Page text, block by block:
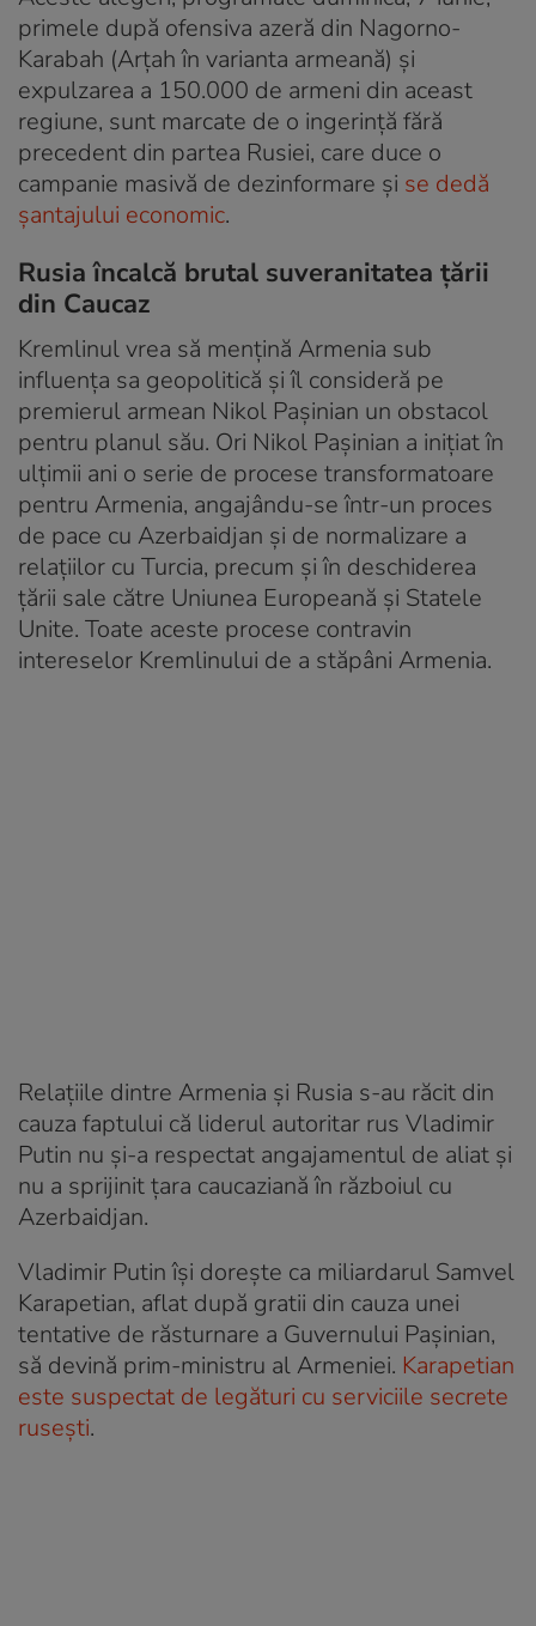
primele după ofensiva azeră din Nagorno-
Karabah (Arțah în varianta armeană) și
expulzarea a 150.000 de armeni din aceast
regiune, sunt marcate de o ingerință fără
precedent din partea Rusiei, care duce o
campanie masivă de dezinformare și se dedă
șantajului economic.
Rusia încalcă brutal suveranitatea țării
din Caucaz
Kremlinul vrea să mențină Armenia sub
influența sa geopolitică și îl consideră pe
premierul armean Nikol Pașinian un obstacol
pentru planul său. Ori Nikol Pașinian a inițiat în
ulțimii ani o serie de procese transformatoare
pentru Armenia, angajându-se într-un proces
de pace cu Azerbaidjan și de normalizare a
relațiilor cu Turcia, precum și în deschiderea
țării sale către Uniunea Europeană și Statele
Unite. Toate aceste procese contravin
intereselor Kremlinului de a stăpâni Armenia.
Relațiile dintre Armenia și Rusia s-au răcit din
cauza faptului că liderul autoritar rus Vladimir
Putin nu și-a respectat angajamentul de aliat și
nu a sprijinit țara caucaziană în războiul cu
Azerbaidjan.
Vladimir Putin își dorește ca miliardarul Samvel
Karapetian, aflat după gratii din cauza unei
tentative de răsturnare a Guvernului Pașinian,
să devină prim-ministru al Armeniei. Karapetian
este suspectat de legături cu serviciile secrete
rusești.